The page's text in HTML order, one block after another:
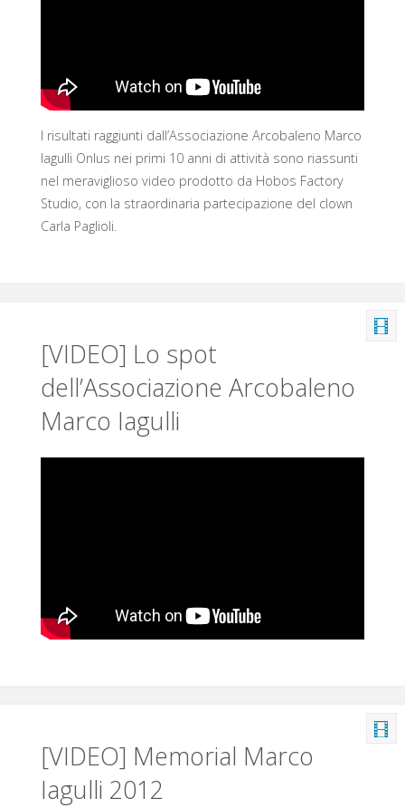
I risultati raggiunti dall’Associazione Arcobaleno Marco
Iagulli Onlus nei primi 10 anni di attività sono riassunti
nel meraviglioso video prodotto da Hobos Factory
Studio, con la straordinaria partecipazione del clown
Carla Paglioli.
[VIDEO] Lo spot
dell’Associazione Arcobaleno
Marco Iagulli
[VIDEO] Memorial Marco
Iagulli 2012